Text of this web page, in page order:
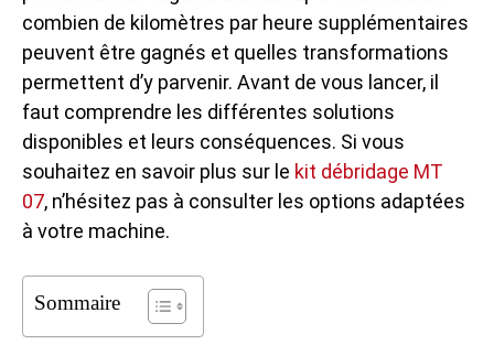
combien de kilomètres par heure supplémentaires
peuvent être gagnés et quelles transformations
permettent d’y parvenir. Avant de vous lancer, il
faut comprendre les différentes solutions
disponibles et leurs conséquences. Si vous
souhaitez en savoir plus sur le kit débridage MT
07, n’hésitez pas à consulter les options adaptées
à votre machine.
Sommaire